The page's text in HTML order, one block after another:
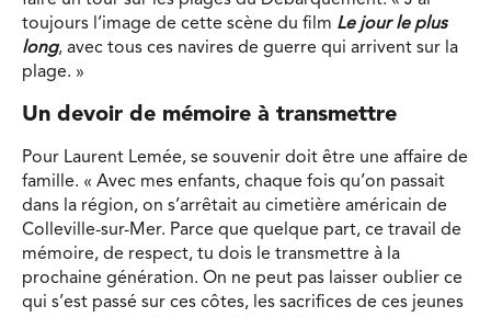
toujours l’image de cette scène du film Le jour le plus
long, avec tous ces navires de guerre qui arrivent sur la
plage. »
Un devoir de mémoire à transmettre
Pour Laurent Lemée, se souvenir doit être une affaire de
famille. « Avec mes enfants, chaque fois qu’on passait
dans la région, on s’arrêtait au cimetière américain de
Colleville-sur-Mer. Parce que quelque part, ce travail de
mémoire, de respect, tu dois le transmettre à la
prochaine génération. On ne peut pas laisser oublier ce
qui s’est passé sur ces côtes, les sacrifices de ces jeunes